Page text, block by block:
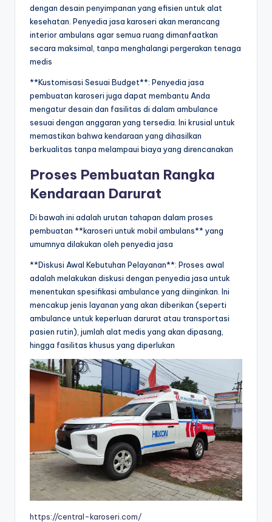
dengan desain penyimpanan yang efisien untuk alat
kesehatan. Penyedia jasa karoseri akan merancang
interior ambulans agar semua ruang dimanfaatkan
secara maksimal, tanpa menghalangi pergerakan tenaga
medis
**Kustomisasi Sesuai Budget**: Penyedia jasa
pembuatan karoseri juga dapat membantu Anda
mengatur desain dan fasilitas di dalam ambulance
sesuai dengan anggaran yang tersedia. Ini krusial untuk
memastikan bahwa kendaraan yang dihasilkan
berkualitas tanpa melampaui biaya yang direncanakan
Proses Pembuatan Rangka
Kendaraan Darurat
Di bawah ini adalah urutan tahapan dalam proses
pembuatan **karoseri untuk mobil ambulans** yang
umumnya dilakukan oleh penyedia jasa
**Diskusi Awal Kebutuhan Pelayanan**: Proses awal
adalah melakukan diskusi dengan penyedia jasa untuk
menentukan spesifikasi ambulance yang diinginkan. Ini
mencakup jenis layanan yang akan diberikan (seperti
ambulance untuk keperluan darurat atau transportasi
pasien rutin), jumlah alat medis yang akan dipasang,
hingga fasilitas khusus yang diperlukan
https://central-karoseri.com/